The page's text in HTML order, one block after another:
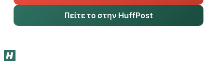
Πείτε το στην HuffPost